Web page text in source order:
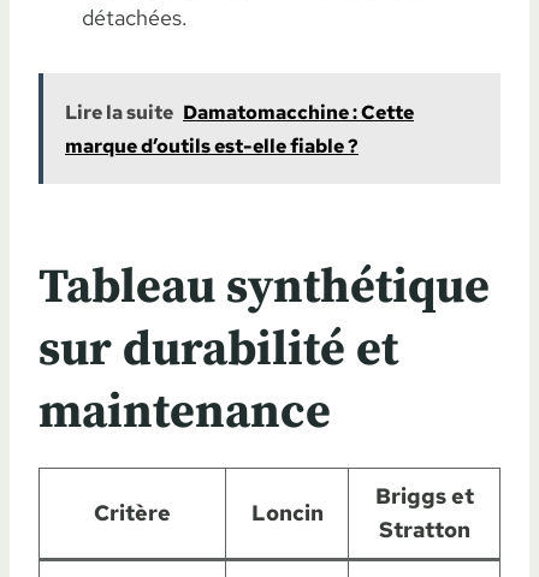
détachées.
Lire la suite Damatomacchine : Cette
marque d’outils est-elle fiable ?
Tableau synthétique
sur durabilité et
maintenance
Critère Loncin
Briggs et
Stratton